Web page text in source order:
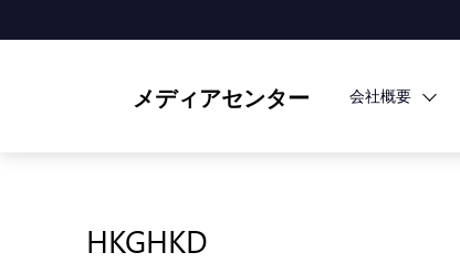
メディアセンター 会社概要
HKGHKD